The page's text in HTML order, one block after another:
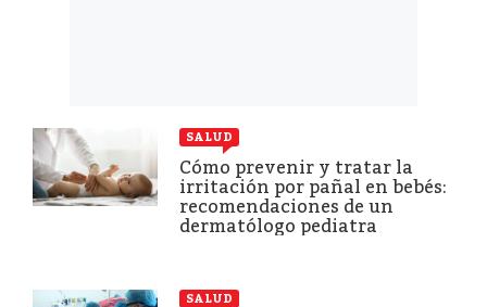
SALUD
Cómo prevenir y tratar la
irritación por pañal en bebés:
recomendaciones de un
dermatólogo pediatra
SALUD